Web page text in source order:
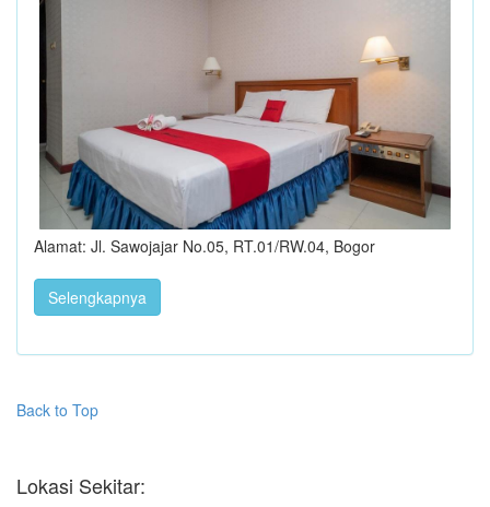
Alamat: Jl. Sawojajar No.05, RT.01/RW.04, Bogor
Selengkapnya
Back to Top
Lokasi Sekitar: